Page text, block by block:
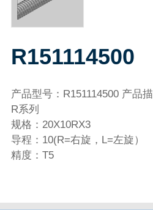
R151114500
产品型号：R151114500 产品
R系列
规格：20X10RX3
导程：10(R=右旋，L=左旋）
精度：T5